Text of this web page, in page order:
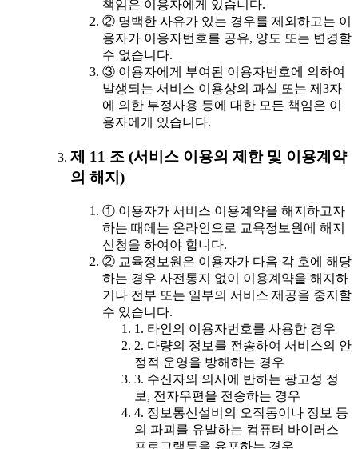
책임은 이용자에게 있습니다.
② 명백한 사유가 있는 경우를 제외하고는 이
용자가 이용자번호를 공유, 양도 또는 변경할
수 없습니다.
③ 이용자에게 부여된 이용자번호에 의하여
발생되는 서비스 이용상의 과실 또는 제3자
에 의한 부정사용 등에 대한 모든 책임은 이
용자에게 있습니다.
제 11 조 (서비스 이용의 제한 및 이용계약
의 해지)
① 이용자가 서비스 이용계약을 해지하고자
하는 때에는 온라인으로 교육정보원에 해지
신청을 하여야 합니다.
② 교육정보원은 이용자가 다음 각 호에 해당
하는 경우 사전통지 없이 이용계약을 해지하
거나 전부 또는 일부의 서비스 제공을 중지할
수 있습니다.
1. 타인의 이용자번호를 사용한 경우
2. 다량의 정보를 전송하여 서비스의 안
정적 운영을 방해하는 경우
3. 수신자의 의사에 반하는 광고성 정
보, 전자우편을 전송하는 경우
4. 정보통신설비의 오작동이나 정보 등
의 파괴를 유발하는 컴퓨터 바이러스
프로그램등을 유포하는 경우